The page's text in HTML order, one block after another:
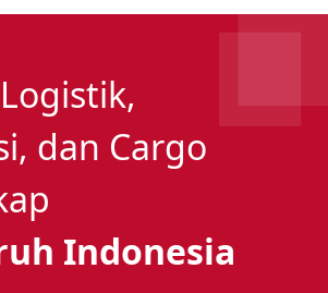
dan Cargo
Indonesia